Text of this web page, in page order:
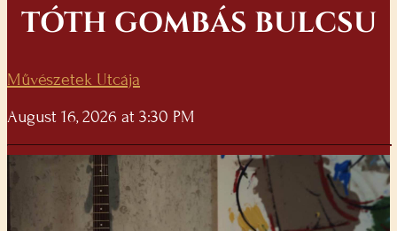
TÓTH GOMBÁS BULCSU
Művészetek Utcája
August 16, 2026 at 3:30 PM